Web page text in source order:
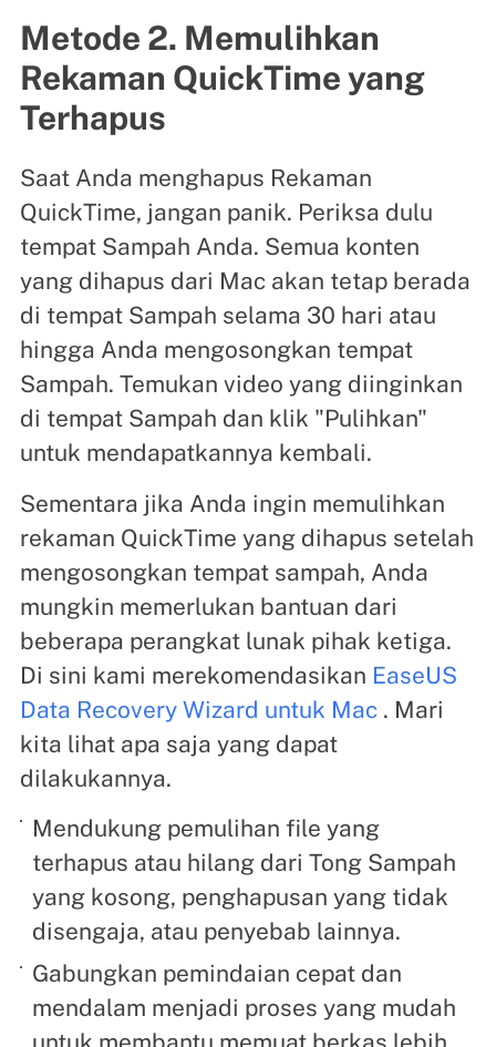
Metode 2. Memulihkan
Rekaman QuickTime yang
Terhapus
Saat Anda menghapus Rekaman
QuickTime, jangan panik. Periksa dulu
tempat Sampah Anda. Semua konten
yang dihapus dari Mac akan tetap berada
di tempat Sampah selama 30 hari atau
hingga Anda mengosongkan tempat
Sampah. Temukan video yang diinginkan
di tempat Sampah dan klik "Pulihkan"
untuk mendapatkannya kembali.
Sementara jika Anda ingin memulihkan
rekaman QuickTime yang dihapus setelah
mengosongkan tempat sampah, Anda
mungkin memerlukan bantuan dari
beberapa perangkat lunak pihak ketiga.
Di sini kami merekomendasikan EaseUS
Data Recovery Wizard untuk Mac. Mari
kita lihat apa saja yang dapat
dilakukannya.
Mendukung pemulihan file yang
terhapus atau hilang dari Tong Sampah
yang kosong, penghapusan yang tidak
disengaja, atau penyebab lainnya.
Gabungkan pemindaian cepat dan
mendalam menjadi proses yang mudah